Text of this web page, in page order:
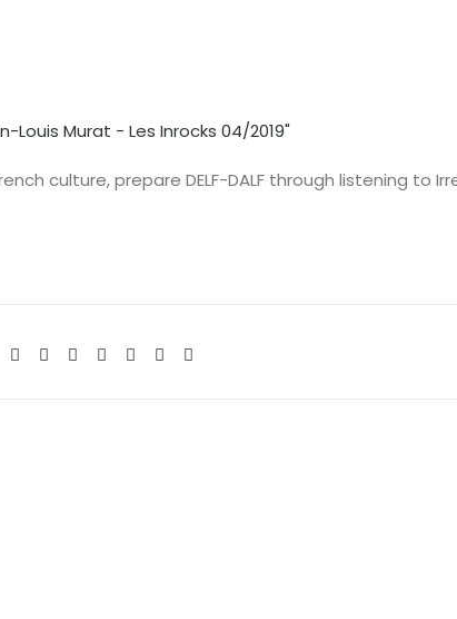
culture, prepare DELF-DALF through listening to